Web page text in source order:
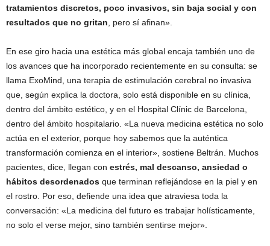
tratamientos discretos, poco invasivos, sin baja social y con
resultados que no gritan , pero sí afinan».
En ese giro hacia una estética más global encaja también uno de
los avances que ha incorporado recientemente en su consulta: se
llama ExoMind, una terapia de estimulación cerebral no invasiva
que, según explica la doctora, solo está disponible en su clínica,
dentro del ámbito estético, y en el Hospital Clínic de Barcelona,
dentro del ámbito hospitalario. «La nueva medicina estética no solo
actúa en el exterior, porque hoy sabemos que la auténtica
transformación comienza en el interior», sostiene Beltrán. Muchos
pacientes, dice, llegan con estrés, mal descanso, ansiedad o
hábitos desordenados que terminan reflejándose en la piel y en
el rostro. Por eso, defiende una idea que atraviesa toda la
conversación: «La medicina del futuro es trabajar holísticamente,
no solo el verse mejor, sino también sentirse mejor».